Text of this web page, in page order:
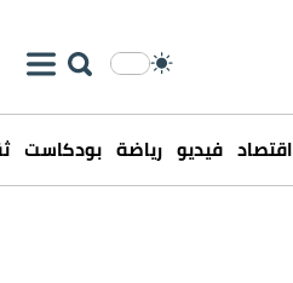
اقتصاد فيديو رياضة بودكاست